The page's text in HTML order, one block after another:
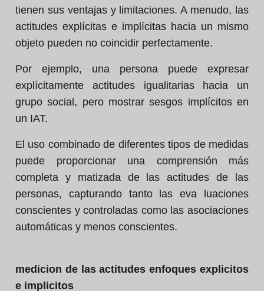
tienen sus ventajas y limitaciones. A menudo, las
actitudes explícitas e implícitas hacia un mismo
objeto pueden no coincidir perfectamente.
Por ejemplo, una persona puede expresar
explícitamente actitudes igualitarias hacia un
grupo social, pero mostrar sesgos implícitos en
un IAT.
El uso combinado de diferentes tipos de medidas
puede proporcionar una comprensión más
completa y matizada de las actitudes de las
personas, capturando tanto las eva luaciones
conscientes y controladas como las asociaciones
automáticas y menos conscientes.
medicion de las actitudes enfoques explicitos
e implicitos